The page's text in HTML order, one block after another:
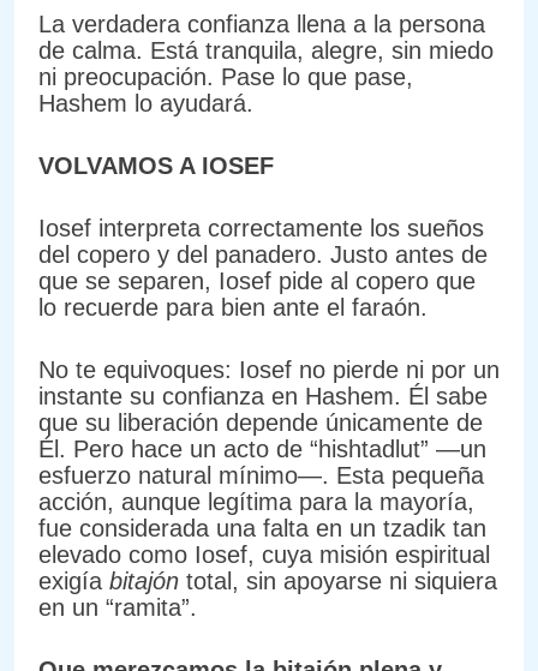
La verdadera confianza llena a la persona
de calma. Está tranquila, alegre, sin miedo
ni preocupación. Pase lo que pase,
Hashem lo ayudará.
VOLVAMOS A IOSEF
Iosef interpreta correctamente los sueños
del copero y del panadero. Justo antes de
que se separen, Iosef pide al copero que
lo recuerde para bien ante el faraón.
No te equivoques: Iosef no pierde ni por un
instante su confianza en Hashem. Él sabe
que su liberación depende únicamente de
Él. Pero hace un acto de “hishtadlut” —un
esfuerzo natural mínimo—. Esta pequeña
acción, aunque legítima para la mayoría,
fue considerada una falta en un tzadik tan
elevado como Iosef, cuya misión espiritual
exigía bitajón total, sin apoyarse ni siquiera
en un “ramita”.